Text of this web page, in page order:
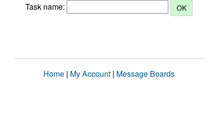
Task name:
Home | My Account | Message Boards